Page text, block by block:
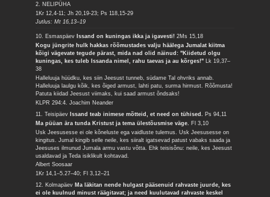
2. NELIPÜHA
1Kr 12,4-11; Jh 20,19-23; Ps 118,15-29
Jutlus: Mt 16,13–19
10. Esmaspäev Issand on kuningas ikka ja igavesti!2Ms 15,18
Kogu jüngrite hulk hakkas rõõmustades valju häälega Jumalat kiitma
kõigi vägevate tegude pärast, mida nad olid näinud: "Kiidetud olgu
kuningas, kes tuleb Issanda nimel, rahu taevas ja au kõrges!" Lk 19,37–
38
Halleluuja hüüdku, kes siin Jeesust tunneb, südame Tal ohvriks annab.
Halleluuja laulgu kõik, kes õiged armust, lahti patu, surma hirmust. Rõõmusta!
Patuta kiidad Jeesust viimaks, kui saad armust õndsaks!
KLPR 294:4. Joachim Neander
11. Teisipäev Issand teab inimese mõtteid, et need on tühised. Ps 94,11
Ma püüan ära tunda Kristust ja tema ülestõusmise väge. Fl 3,10
Usk Jeesusesse ei ole kõneluste ega vaidluste tulemus. Usk Jeesusesse on
kingitus. Jumal kingib selle neile, kes siiralt igatsevad patust vabaks saada ja
Jeesuses ilmunud Jumala armu vastu võtta. Ehk teisisõnu: neile, kes Jeesust
usaldavad ja Teda isiklikult kohtavad.
Albert Soosaar
1Kr 14,1–5.27–40; Fl 3,12–21
12. Kolmapäev Ma läkitan nende hulgast pääsenuid rahvaste juurde, kes
ei ole kuulnud minust räägitavat; ja need kuulutavad rahvaste keskel